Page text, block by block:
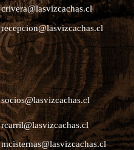
crivera@lasvizcachas.cl
recepcion@lasvizcachas.cl
socios@lasvizcachas.cl
rcarril@lasvizcachas.cl
mcisternas@lasvizcachas.cl